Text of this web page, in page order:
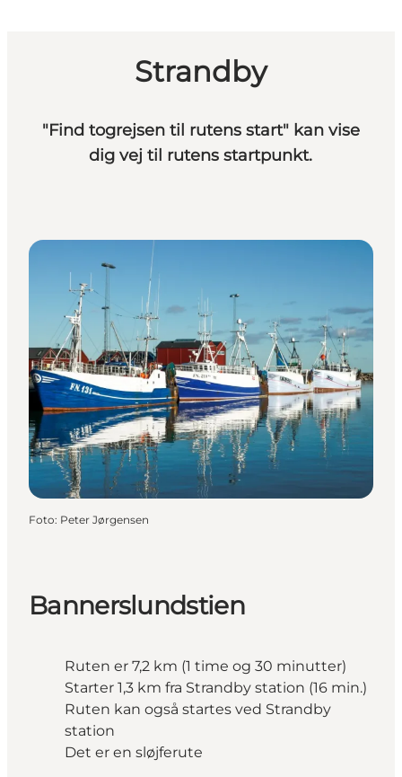
Strandby
"Find togrejsen til rutens start" kan vise
dig vej til rutens startpunkt.
Foto: Peter Jørgensen
Bannerslundstien
Ruten er 7,2 km (1 time og 30 minutter)
Starter 1,3 km fra Strandby station (16 min.)
Ruten kan også startes ved Strandby
station
Det er en sløjferute